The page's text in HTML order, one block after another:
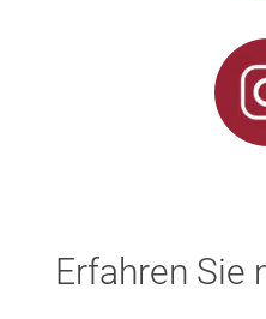
Erfahren Sie